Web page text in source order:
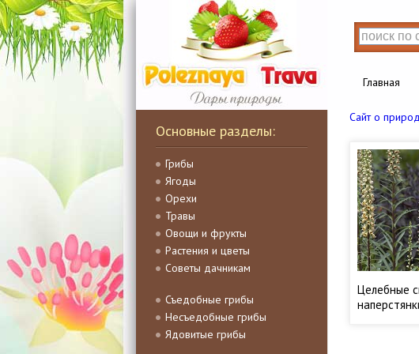
Главная
Основные разделы:
Грибы
Ягоды
Орехи
Травы
Овощи и фрукты
Растения и цветы
Советы дачникам
Съедобные грибы
Несъедобные грибы
Ядовитые грибы
Сайт о
Целебные